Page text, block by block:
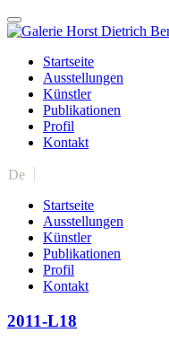
Startseite
Ausstellungen
Künstler
Publikationen
Profil
Kontakt
De
Startseite
Ausstellungen
Künstler
Publikationen
Profil
Kontakt
2011-L18